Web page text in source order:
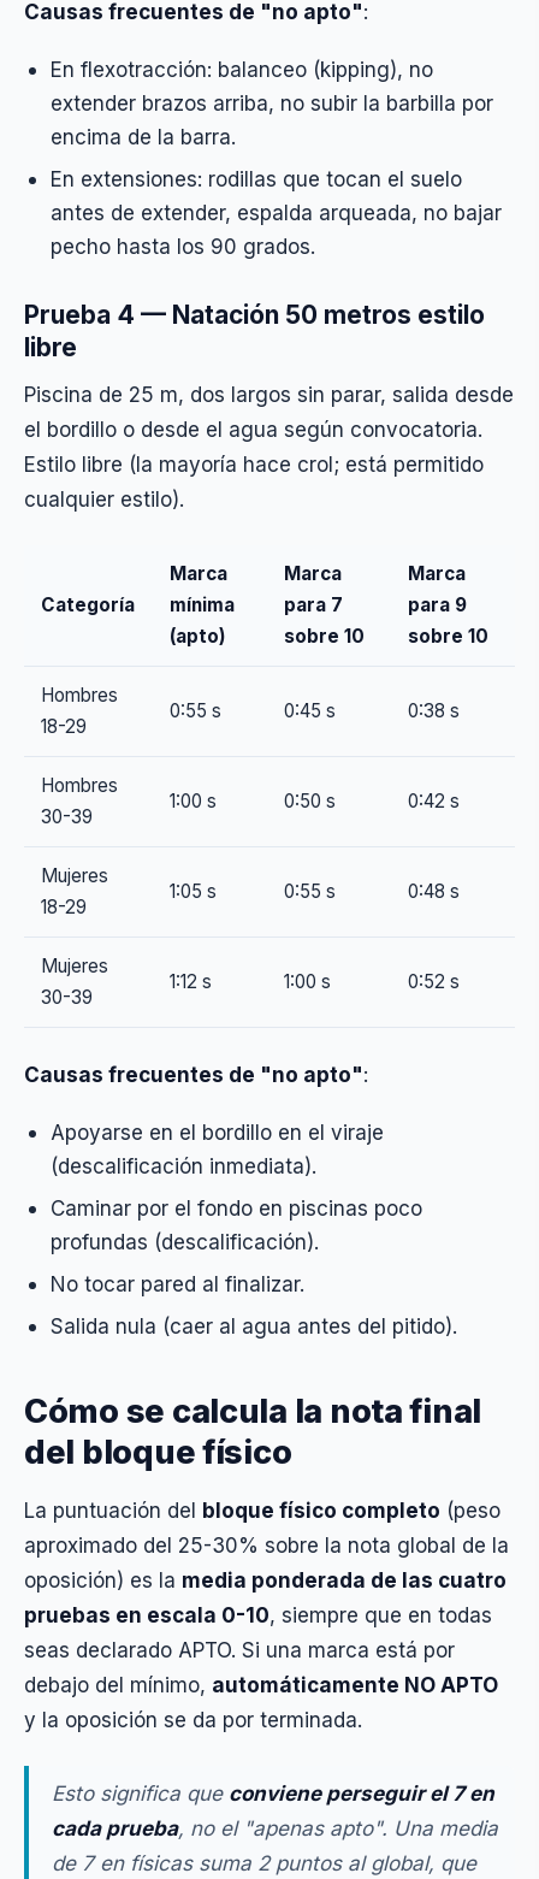
Causas frecuentes de "no apto":
En flexotracción: balanceo (kipping), no
extender brazos arriba, no subir la barbilla por
encima de la barra.
En extensiones: rodillas que tocan el suelo
antes de extender, espalda arqueada, no bajar
pecho hasta los 90 grados.
Prueba 4 — Natación 50 metros estilo
libre
Piscina de 25 m, dos largos sin parar, salida desde
el bordillo o desde el agua según convocatoria.
Estilo libre (la mayoría hace crol; está permitido
cualquier estilo).
Categoría
Marca
mínima
(apto)
Marca
para 7
sobre 10
Marca
para 9
sobre 10
Hombres
18-29
0:55 s 0:45 s 0:38 s
Hombres
30-39
1:00 s 0:50 s 0:42 s
Mujeres
18-29
1:05 s 0:55 s 0:48 s
Mujeres
30-39
1:12 s 1:00 s 0:52 s
Causas frecuentes de "no apto":
Apoyarse en el bordillo en el viraje
(descalificación inmediata).
Caminar por el fondo en piscinas poco
profundas (descalificación).
No tocar pared al finalizar.
Salida nula (caer al agua antes del pitido).
Cómo se calcula la nota final
del bloque físico
La puntuación del bloque físico completo (peso
aproximado del 25-30% sobre la nota global de la
oposición) es la media ponderada de las cuatro
pruebas en escala 0-10, siempre que en todas
seas declarado APTO. Si una marca está por
debajo del mínimo, automáticamente NO APTO
y la oposición se da por terminada.
Esto significa que conviene perseguir el 7 en
cada prueba, no el "apenas apto". Una media
de 7 en físicas suma 2 puntos al global, que